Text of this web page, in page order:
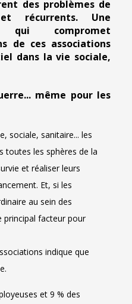
des problèmes de
récurrents. Une
qui compromet
de ces associations
dans la vie sociale,
même pour les
sociale, sanitaire... les
toutes les sphères de la
et réaliser leurs
Et, si les
au sein des
principal facteur pour
indique que
et 9 % des